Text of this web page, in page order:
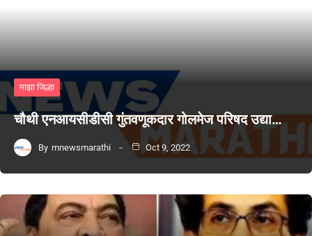
माझा जिल्हा
चौथी एनआयसीडीसी गुंतवणूकदार गोलमेज परिषद उद्या…
By mnewsmarathi Oct 9, 2022